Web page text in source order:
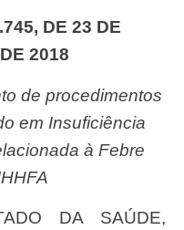
2018
em Insuficiência
à Febre